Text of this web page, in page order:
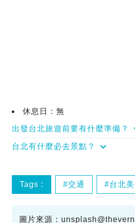
休息日：無
出發台北旅遊前要有什麼準備？
台北有什麼必去景點？
Tags : 交通 台北
圖片來源：